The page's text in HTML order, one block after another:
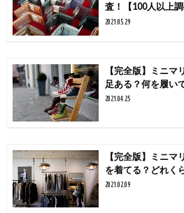
査！【100人以上調
2021.05.29
【完全版】ミニ
足ある？何を履い
2021.04.25
【完全版】ミニ
を着てる？どれく
2021.02.09